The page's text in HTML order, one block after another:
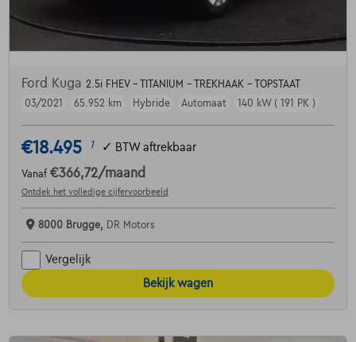
Ford Kuga 2.5i FHEV - TITANIUM - TREKHAAK - TOPSTAAT
03/2021
65.952 km Hybride Automaat 140 kW ( 191 PK )
€18.495 1 ✓ BTW aftrekbaar
Vanaf €366,72/maand
Ontdek het volledige cijfervoorbeeld
8000 Brugge, DR Motors
Vergelijk
Bekijk wagen